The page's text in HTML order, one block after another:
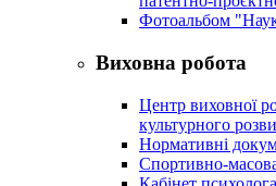
Фотоальбом
Виховна робота
Центр виховної
культурного
Нормативні
Спортивно-